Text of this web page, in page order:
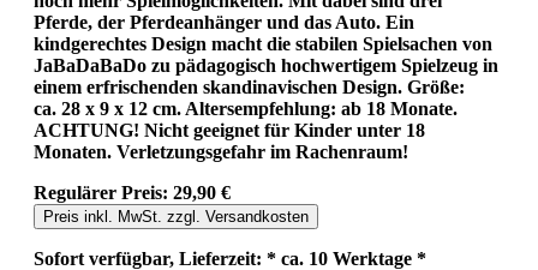
Pferde, der Pferdeanhänger und das Auto. Ein
kindgerechtes Design macht die stabilen Spielsachen von
JaBaDaBaDo zu pädagogisch hochwertigem Spielzeug in
einem erfrischenden skandinavischen Design. Größe:
ca. 28 x 9 x 12 cm. Altersempfehlung: ab 18 Monate.
ACHTUNG! Nicht geeignet für Kinder unter 18
Monaten. Verletzungsgefahr im Rachenraum!
Regulärer Preis: 29,90 €
Preis inkl. MwSt. zzgl. Versandkosten
Sofort verfügbar, Lieferzeit: * ca. 10 Werktage *